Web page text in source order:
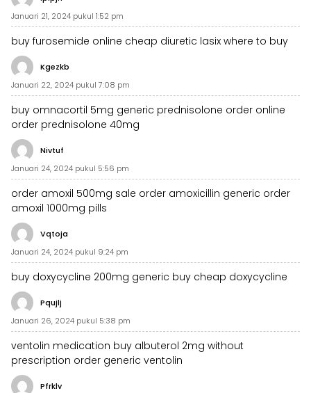
Januari 21, 2024 pukul 1:52 pm
buy furosemide online cheap diuretic lasix where to buy
Kgezkb
Januari 22, 2024 pukul 7:08 pm
buy omnacortil 5mg generic prednisolone order online
order prednisolone 40mg
Nivtuf
Januari 24, 2024 pukul 5:56 pm
order amoxil 500mg sale order amoxicillin generic order
amoxil 1000mg pills
Vqtoja
Januari 24, 2024 pukul 9:24 pm
buy doxycycline 200mg generic buy cheap doxycycline
Pqujlj
Januari 26, 2024 pukul 5:38 pm
ventolin medication buy albuterol 2mg without
prescription order generic ventolin
Pfrklv